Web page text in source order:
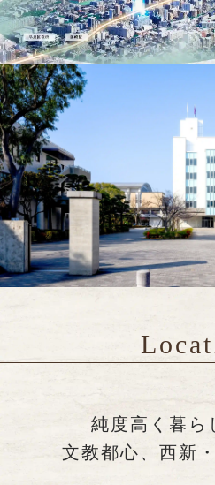
純度高く暮ら
文教都心、西新